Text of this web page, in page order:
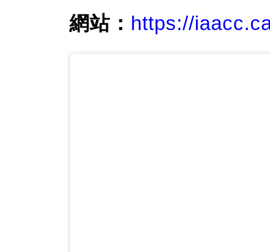
網站： https://